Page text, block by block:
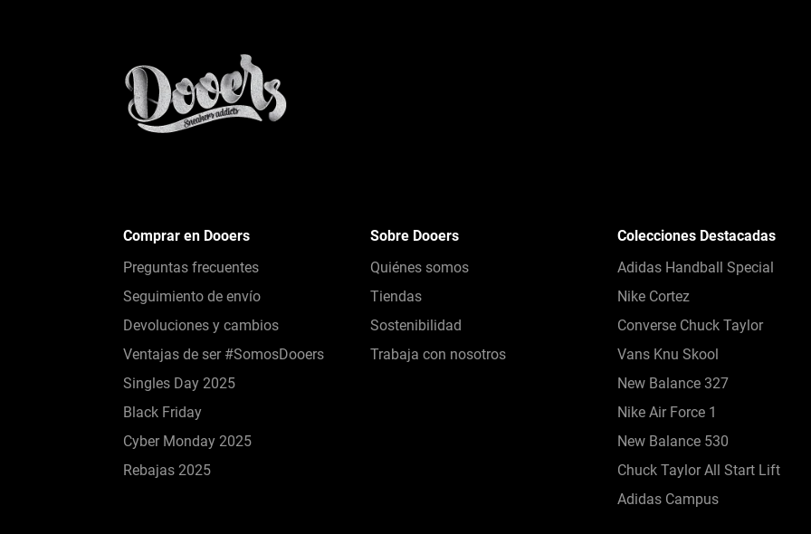
Comprar en Dooers
Preguntas frecuentes
Seguimiento de envío
Devoluciones y cambios
Ventajas de ser #SomosDooers
Singles Day 2025
Black Friday
Cyber Monday 2025
Rebajas 2025
Sobre Dooers
Quiénes somos
Tiendas
Sostenibilidad
Trabaja con nosotros
Colecciones Destacadas
Adidas Handball Special
Nike Cortez
Converse Chuck Taylor
Vans Knu Skool
New Balance 327
Nike Air Force 1
New Balance 530
Chuck Taylor All Start Lift
Adidas Campus